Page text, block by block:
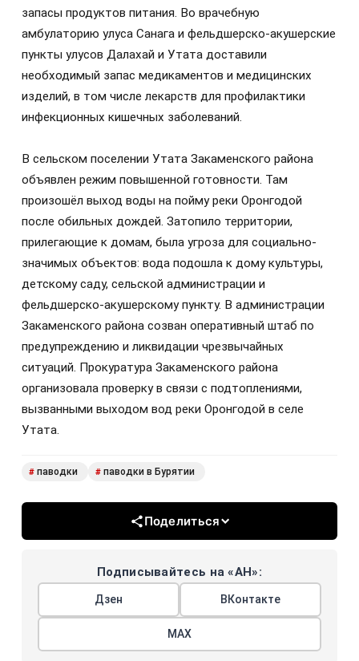
запасы продуктов питания. Во врачебную
амбулаторию улуса Санага и фельдшерско-акушерские
пункты улусов Далахай и Утата доставили
необходимый запас медикаментов и медицинских
изделий, в том числе лекарств для профилактики
инфекционных кишечных заболеваний.
В сельском поселении Утата Закаменского района
объявлен режим повышенной готовности. Там
произошёл выход воды на пойму реки Оронгодой
после обильных дождей. Затопило территории,
прилегающие к домам, была угроза для социально-
значимых объектов: вода подошла к дому культуры,
детскому саду, сельской администрации и
фельдшерско-акушерскому пункту. В администрации
Закаменского района созван оперативный штаб по
предупреждению и ликвидации чрезвычайных
ситуаций. Прокуратура Закаменского района
организовала проверку в связи с подтоплениями,
вызванными выходом вод реки Оронгодой в селе
Утата.
# паводки # паводки в Бурятии
Поделиться
Подписывайтесь на «АН»:
Дзен ВКонтакте
МАХ